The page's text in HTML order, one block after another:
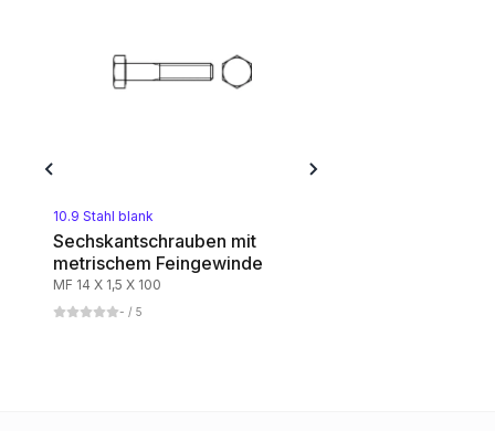
10.9 Stahl blank
Sechskantschrauben mit
metrischem Feingewinde
MF 14 X 1,5 X 100
- / 5